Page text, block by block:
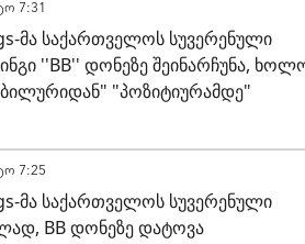
7:31
მა საქართველოს სუვერენული
''BB'' დონეზე შეინარჩუნა,
"პოზიტიურამდე"
7:25
მა საქართველოს სუვერენული
BB დონეზე დატოვა